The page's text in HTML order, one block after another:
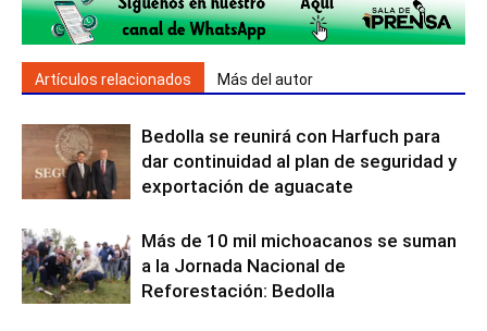
Artículos relacionados Más del autor
Bedolla se reunirá con Harfuch para
dar continuidad al plan de seguridad y
exportación de aguacate
Más de 10 mil michoacanos se suman
a la Jornada Nacional de
Reforestación: Bedolla